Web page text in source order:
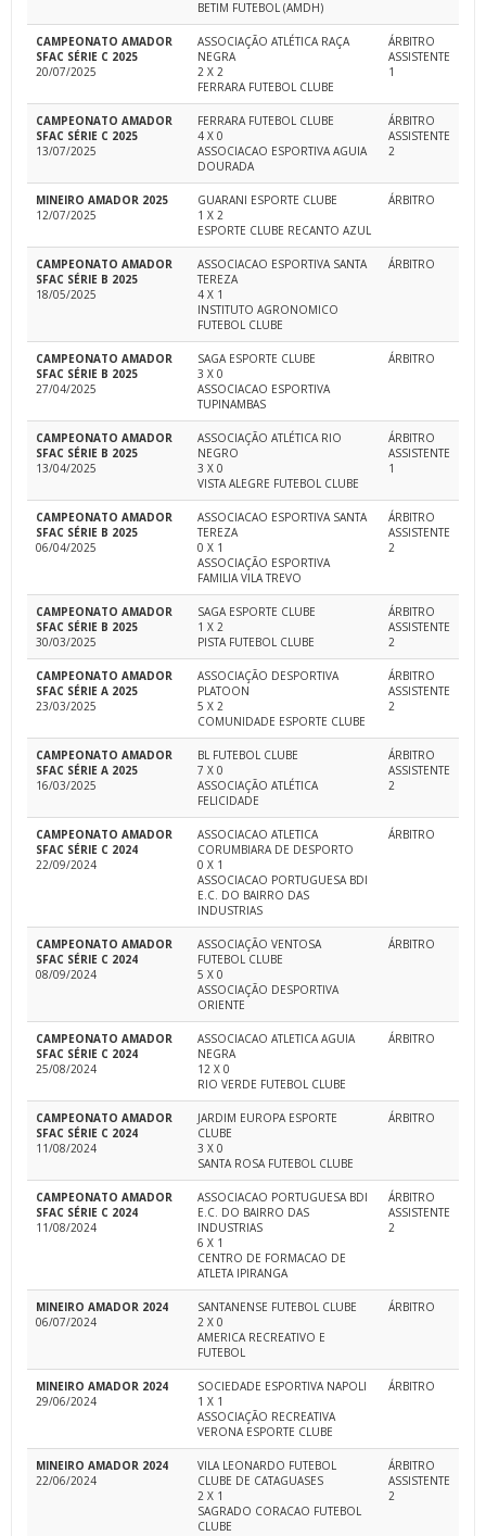
BETIM FUTEBOL (AMDH)
CAMPEONATO AMADOR
SFAC SÉRIE C 2025
20/07/2025
ASSOCIAÇÃO ATLÉTICA RAÇA
NEGRA
2 X 2
FERRARA FUTEBOL CLUBE
ÁRBITRO
ASSISTENTE
1
CAMPEONATO AMADOR
SFAC SÉRIE C 2025
13/07/2025
FERRARA FUTEBOL CLUBE
4 X 0
ASSOCIACAO ESPORTIVA AGUIA
DOURADA
ÁRBITRO
ASSISTENTE
2
MINEIRO AMADOR 2025
12/07/2025
GUARANI ESPORTE CLUBE
1 X 2
ESPORTE CLUBE RECANTO AZUL
ÁRBITRO
CAMPEONATO AMADOR
SFAC SÉRIE B 2025
18/05/2025
ASSOCIACAO ESPORTIVA SANTA
TEREZA
4 X 1
INSTITUTO AGRONOMICO
FUTEBOL CLUBE
ÁRBITRO
CAMPEONATO AMADOR
SFAC SÉRIE B 2025
27/04/2025
SAGA ESPORTE CLUBE
3 X 0
ASSOCIACAO ESPORTIVA
TUPINAMBAS
ÁRBITRO
CAMPEONATO AMADOR
SFAC SÉRIE B 2025
13/04/2025
ASSOCIAÇÃO ATLÉTICA RIO
NEGRO
3 X 0
VISTA ALEGRE FUTEBOL CLUBE
ÁRBITRO
ASSISTENTE
1
CAMPEONATO AMADOR
SFAC SÉRIE B 2025
06/04/2025
ASSOCIACAO ESPORTIVA SANTA
TEREZA
0 X 1
ASSOCIAÇÃO ESPORTIVA
FAMILIA VILA TREVO
ÁRBITRO
ASSISTENTE
2
CAMPEONATO AMADOR
SFAC SÉRIE B 2025
30/03/2025
SAGA ESPORTE CLUBE
1 X 2
PISTA FUTEBOL CLUBE
ÁRBITRO
ASSISTENTE
2
CAMPEONATO AMADOR
SFAC SÉRIE A 2025
23/03/2025
ASSOCIAÇÃO DESPORTIVA
PLATOON
5 X 2
COMUNIDADE ESPORTE CLUBE
ÁRBITRO
ASSISTENTE
2
CAMPEONATO AMADOR
SFAC SÉRIE A 2025
16/03/2025
BL FUTEBOL CLUBE
7 X 0
ASSOCIAÇÃO ATLÉTICA
FELICIDADE
ÁRBITRO
ASSISTENTE
2
CAMPEONATO AMADOR
SFAC SÉRIE C 2024
22/09/2024
ASSOCIACAO ATLETICA
CORUMBIARA DE DESPORTO
0 X 1
ASSOCIACAO PORTUGUESA BDI
E.C. DO BAIRRO DAS
INDUSTRIAS
ÁRBITRO
CAMPEONATO AMADOR
SFAC SÉRIE C 2024
08/09/2024
ASSOCIAÇÃO VENTOSA
FUTEBOL CLUBE
5 X 0
ASSOCIAÇÃO DESPORTIVA
ORIENTE
ÁRBITRO
CAMPEONATO AMADOR
SFAC SÉRIE C 2024
25/08/2024
ASSOCIACAO ATLETICA AGUIA
NEGRA
12 X 0
RIO VERDE FUTEBOL CLUBE
ÁRBITRO
CAMPEONATO AMADOR
SFAC SÉRIE C 2024
11/08/2024
JARDIM EUROPA ESPORTE
CLUBE
3 X 0
SANTA ROSA FUTEBOL CLUBE
ÁRBITRO
CAMPEONATO AMADOR
SFAC SÉRIE C 2024
11/08/2024
ASSOCIACAO PORTUGUESA BDI
E.C. DO BAIRRO DAS
INDUSTRIAS
6 X 1
CENTRO DE FORMACAO DE
ATLETA IPIRANGA
ÁRBITRO
ASSISTENTE
2
MINEIRO AMADOR 2024
06/07/2024
SANTANENSE FUTEBOL CLUBE
2 X 0
AMERICA RECREATIVO E
FUTEBOL
ÁRBITRO
MINEIRO AMADOR 2024
29/06/2024
SOCIEDADE ESPORTIVA NAPOLI
1 X 1
ASSOCIAÇÃO RECREATIVA
VERONA ESPORTE CLUBE
ÁRBITRO
MINEIRO AMADOR 2024
22/06/2024
VILA LEONARDO FUTEBOL
CLUBE DE CATAGUASES
2 X 1
SAGRADO CORACAO FUTEBOL
CLUBE
ÁRBITRO
ASSISTENTE
2